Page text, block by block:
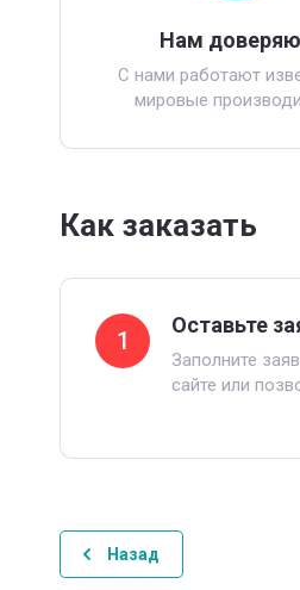
Нам
С нами работают
мировые
Как заказать
1
Оставьте
Заполните
сайте или
Назад